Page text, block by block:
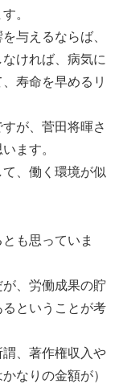
。
与えるならば、
ければ、 病気に
寿命を早めるリ
が、 菅田将暉さ
ます。
、 働く環境が似
も思っていま
、労働成果の貯
るということが考
、 著作権収入や
なりの金額が）